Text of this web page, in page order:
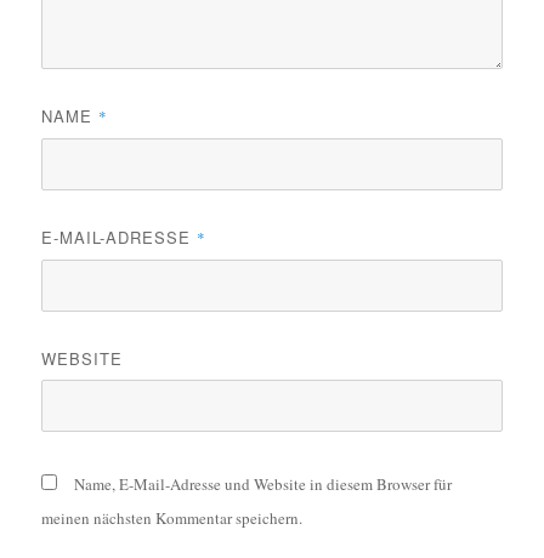
NAME *
E-MAIL-ADRESSE *
WEBSITE
Name, E-Mail-Adresse und Website in diesem Browser für
meinen nächsten Kommentar speichern.